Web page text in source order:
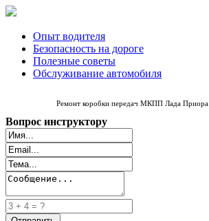
Опыт водителя
Безопасность на дороге
Полезные советы
Обслуживание автомобиля
Ремонт коробки передач МКПП Лада Приора
Вопрос инструктору